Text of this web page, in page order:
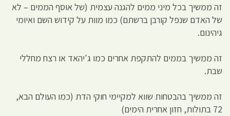
זה ממשיך בכל מיני ממים להגנה עצמית (של אוסף הממים – לא
של האדם שנפל קורבן ברשתם) כמו מוות על קידוש השם ואיומי
גיהינום.
זה ממשיך בממים להתקפת אחרים כמו ג'יהאד או רצח מחללי
שבת.
זה ממשיך בהבטחות שווא למקיימי חוקי הדת (כמו העולם הבא,
72 בתולות, חזון אחרית הימים)